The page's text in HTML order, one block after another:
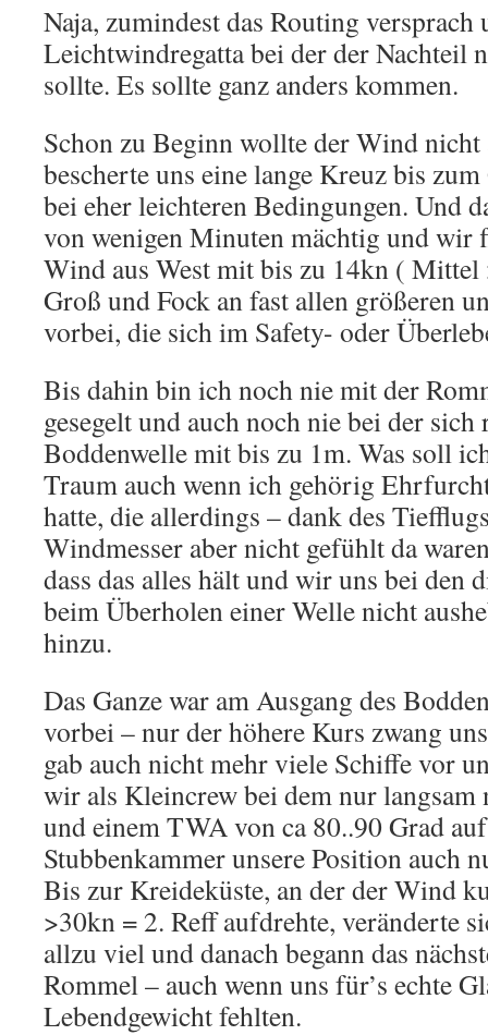
Naja, zumindest das Routing versprach
Leichtwindregatta bei der der Nachteil
sollte. Es sollte ganz anders kommen.
Schon zu Beginn wollte der Wind nicht
bescherte uns eine lange Kreuz bis
bei eher leichteren Bedingungen. Und
von wenigen Minuten mächtig und wir
Wind aus West mit bis zu 14kn (
Groß und Fock an fast allen größeren
vorbei, die sich im Safety- oder
Bis dahin bin ich noch nie mit der
gesegelt und auch noch nie bei der sich
Boddenwelle mit bis zu 1m. Was soll
Traum auch wenn ich gehörig
hatte, die allerdings – dank des
Windmesser aber nicht gefühlt da
dass das alles hält und wir uns bei den
beim Überholen einer Welle nicht
hinzu.
Das Ganze war am Ausgang des
vorbei – nur der höhere Kurs zwang
gab auch nicht mehr viele Schiffe vor
wir als Kleincrew bei dem nur langsam
und einem TWA von ca 80..90 Grad
Stubbenkammer unsere Position auch
Bis zur Kreideküste, an der der Wind
>30kn = 2. Reff aufdrehte, veränderte
allzu viel und danach begann das
Rommel – auch wenn uns für’s echte
Lebendgewicht fehlten.